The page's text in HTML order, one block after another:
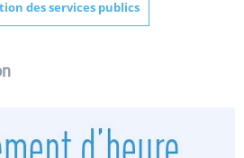
des services publics